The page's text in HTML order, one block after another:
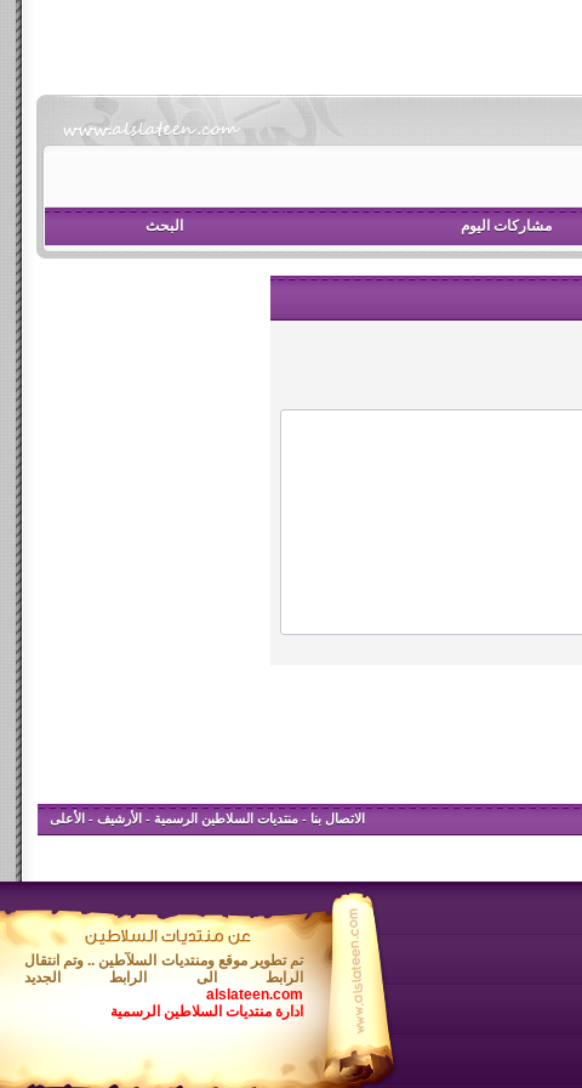
مشاركات اليوم البحث
الاتصال بنا -منتديات السلاطين الرسمية - الأرشيف - الأعلى
تم تطوير موقع ومنتديات السلآطين .. وتم انتقال
الرابط الى الرابط الجديد
alslateen.com
ادارة منتديات السلاطين الرسمية